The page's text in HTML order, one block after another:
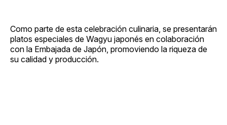
Como parte de esta celebración culinaria, se presentarán
platos especiales de Wagyu japonés en colaboración
con la Embajada de Japón, promoviendo la riqueza de
su calidad y producción.